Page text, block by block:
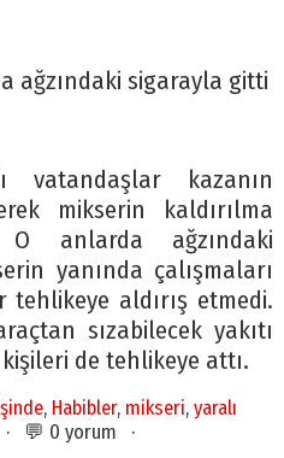
ağzındaki sigarayla gitti
vatandaşlar kazanın
mikserin kaldırılma
O anlarda ağzındaki
yanında çalışmaları
aldırış etmedi.
sızabilecek yakıtı
de tehlikeye attı.
, Habibler, mikseri, yaralı
· 💬 0 yorum ·